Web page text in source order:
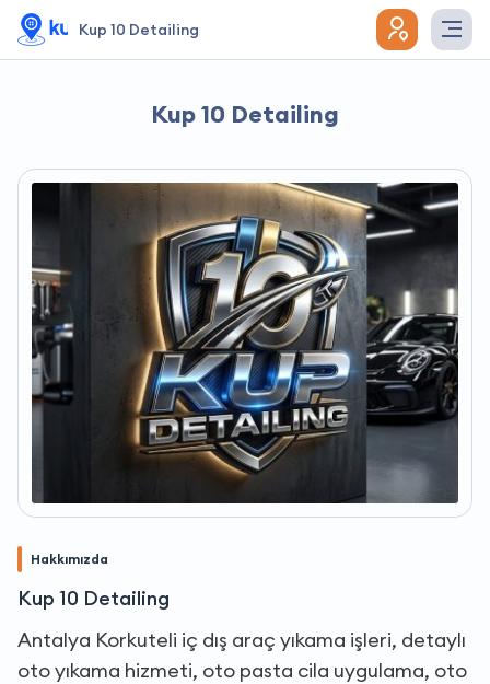
Kup 10 Detailing
Kup 10 Detailing
Hakkımızda
Kup 10 Detailing
Antalya Korkuteli iç dış araç yıkama işleri, detaylı
oto yıkama hizmeti, oto pasta cila uygulama, oto